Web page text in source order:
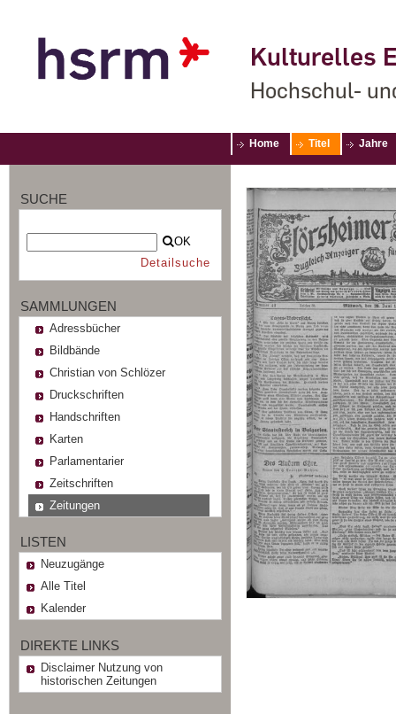
Kulturelles
Hochschul-
Home Titel Jahre
SUCHE
OK
Detailsuche
SAMMLUNGEN
Adressbücher
Bildbände
Christian von Schlözer
Druckschriften
Handschriften
Karten
Parlamentarier
Zeitschriften
Zeitungen
LISTEN
Neuzugänge
Alle Titel
Kalender
DIREKTE LINKS
Disclaimer Nutzung von
historischen Zeitungen